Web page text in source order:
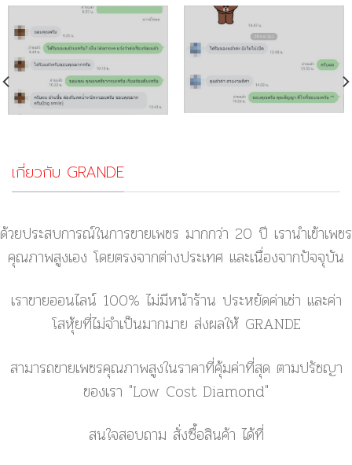
เกี่ยวกับ GRANDE
ด้วยประสบการณ์ในการขายเพชร มากกว่า 20 ปี เรานำเข้าเพชร
คุณภาพสูงเอง โดยตรงจากต่างประเทศ และเนื่องจากปัจจุบัน
เราขายออนไลน์ 100% ไม่มีหน้าร้าน ประหยัดค่าเช่า และค่า
โสหุ้ยที่ไม่จำเป็นมากมาย ส่งผลให้ GRANDE
สามารถขายเพชรคุณภาพสูงในราคาที่คุ้มค่าที่สุด ตามปรัชญา
ของเรา "Low Cost Diamond"
สนใจสอบถาม สั่งซื้อสินค้า ได้ที่